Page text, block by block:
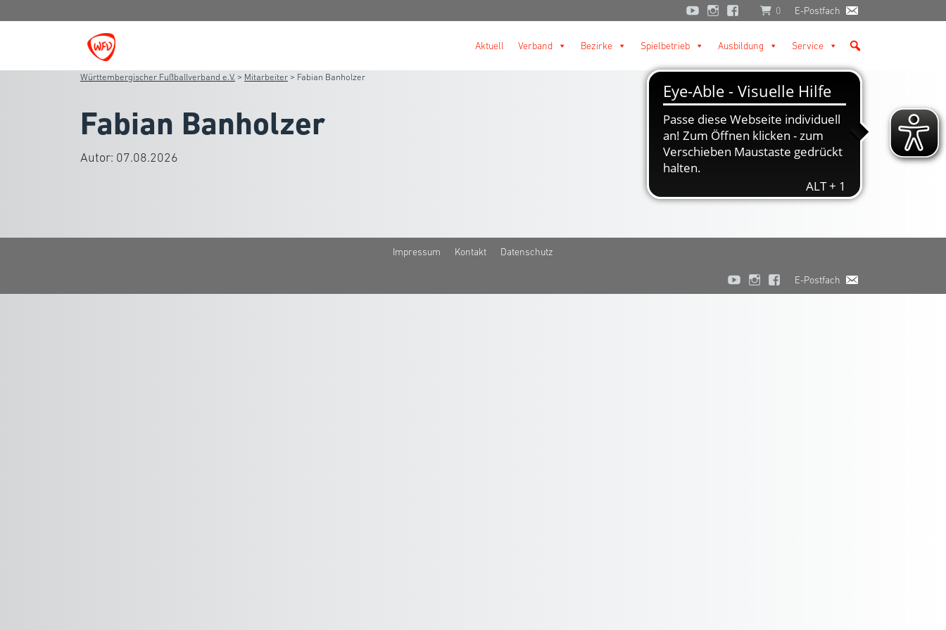
0 E-Postfach
Aktuell Verband Bezirke Spielbetrieb Ausbildung Service
Württembergischer Fußballverband e.V. > Mitarbeiter > Fabian Banholzer
Fabian Banholzer
Autor: 07.08.2026
Impressum Kontakt Datenschutz
E-Postfach